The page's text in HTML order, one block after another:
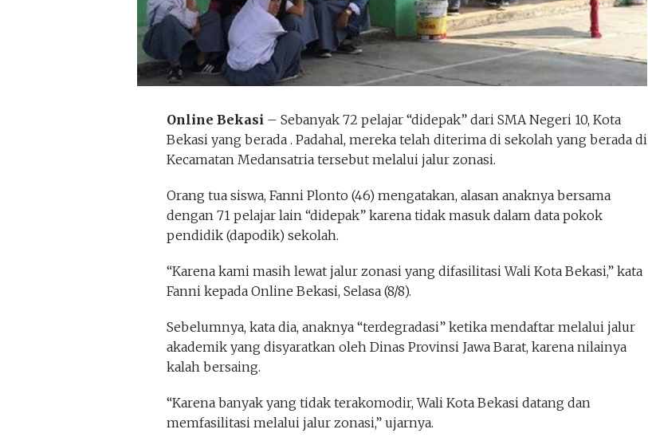
Online Bekasi – Sebanyak 72 pelajar “didepak” dari SMA Negeri 10, Kota
Bekasi yang berada . Padahal, mereka telah diterima di sekolah yang berada di
Kecamatan Medansatria tersebut melalui jalur zonasi.
Orang tua siswa, Fanni Plonto (46) mengatakan, alasan anaknya bersama
dengan 71 pelajar lain “didepak” karena tidak masuk dalam data pokok
pendidik (dapodik) sekolah.
“Karena kami masih lewat jalur zonasi yang difasilitasi Wali Kota Bekasi,” kata
Fanni kepada Online Bekasi, Selasa (8/8).
Sebelumnya, kata dia, anaknya “terdegradasi” ketika mendaftar melalui jalur
akademik yang disyaratkan oleh Dinas Provinsi Jawa Barat, karena nilainya
kalah bersaing.
“Karena banyak yang tidak terakomodir, Wali Kota Bekasi datang dan
memfasilitasi melalui jalur zonasi,” ujarnya.